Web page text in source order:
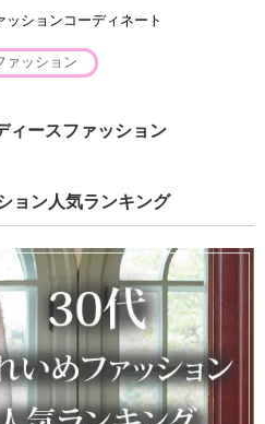
ションコーディネート
ァッション
ィースファッション
ョン人気ランキング